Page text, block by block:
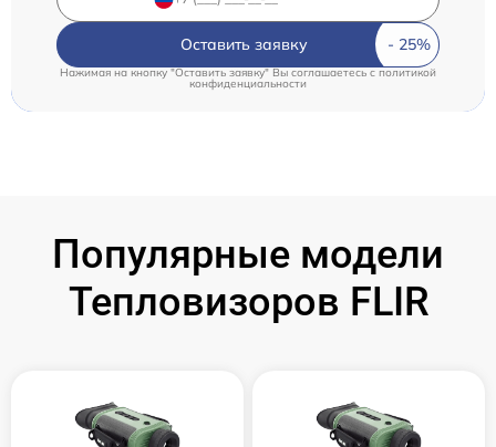
Оставить заявку
Нажимая на кнопку "Оставить заявку" Вы соглашаетесь cполитикой
конфиденциальности
Популярные модели
Тепловизоров FLIR